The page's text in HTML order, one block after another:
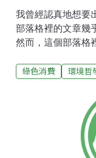
我曾經認真地想
部落格裡的文章幾
然而，這個部落格
費主義思想，這
得很開心的書，就
結果書裡的紙張卻
版一本書需要號多
綠色消費 環境哲